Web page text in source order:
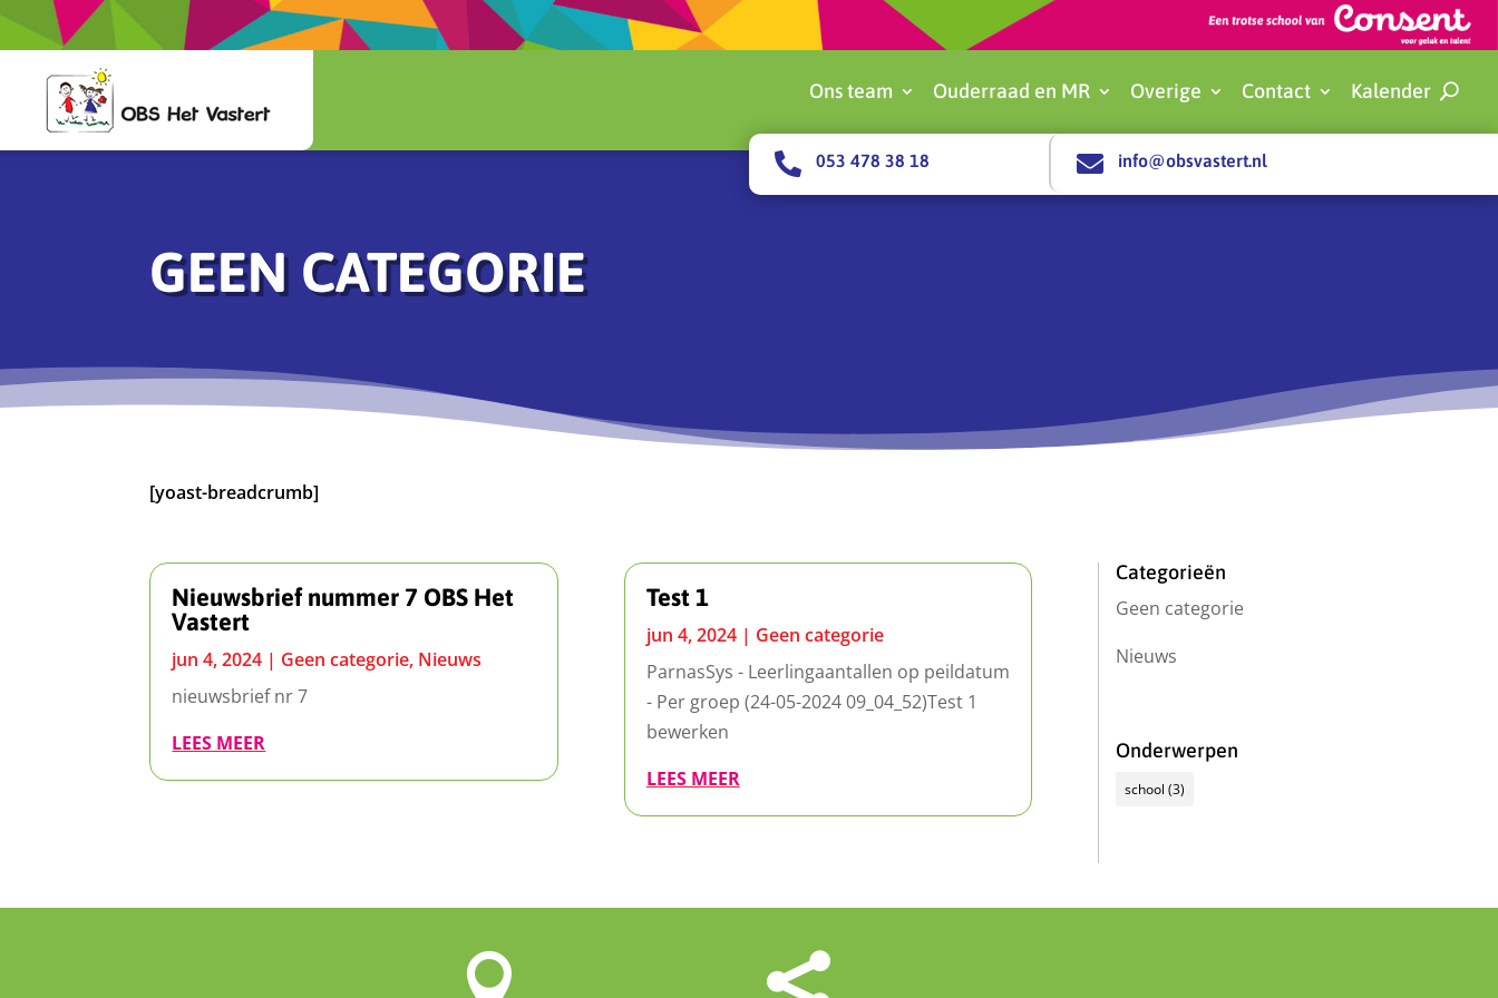
Ons team Ouderraad en MR Overige Contact Kalender
 053 478 38 18  info@obsvastert.nl
GEEN CATEGORIE
[yoast-breadcrumb]
Nieuwsbrief nummer 7 OBS Het
Vastert
jun 4, 2024 | Geen categorie, Nieuws
nieuwsbrief nr 7
LEES MEER
Test 1
jun 4, 2024| Geen categorie
ParnasSys - Leerlingaantallen op peildatum
- Per groep (24-05-2024 09_04_52)Test 1
bewerken
LEES MEER
Categorieën
Geen categorie
Nieuws
Onderwerpen
school (3)
 